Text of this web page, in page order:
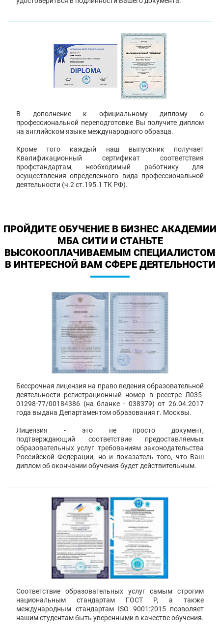
В дополнение к официальному диплому о
профессиональной переподготовке Вы получите диплом
на английском языке международного образца.
Кроме того каждый наш выпускник получает
Квалификационный сертификат соответствия
профстандартам, необходимый работнику для
осуществления определенного вида профессиональной
деятельности (ч.2 ст.195.1 ТК РФ).
ПРОЙДИТЕ ОБУЧЕНИЕ В БИЗНЕС АКАДЕМИИ
МБА СИТИ И СТАНЬТЕ
ВЫСОКООПЛАЧИВАЕМЫМ СПЕЦИАЛИСТОМ
В ИНТЕРЕСНОЙ ВАМ СФЕРЕ ДЕЯТЕЛЬНОСТИ
Бессрочная лицензия на право ведения образовательной
деятельности регистрационный номер в реестре Л035-
01298-77/00184386 (на бланке - 038379) от 26.04.2017
года выдана Департаментом образования г. Москвы.
Лицензия - это не просто документ,
подтверждающий соответствие предоставляемых
образовательных услуг требованиям законодательства
Российской Федерации, но и показатель того, что Ваш
диплом об окончании обучения будет действительным.
Соответствие образовательных услуг самым строгим
национальным стандартам ГОСТ Р, а также
международным стандартам ISO 9001:2015 позволяет
нашим студентам быть уверенными в качестве обучения.